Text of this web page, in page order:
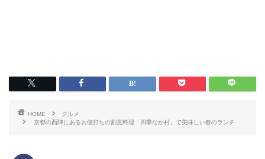
HOME
グルメ
京都の西陣にあるお値打ちの割烹料理「四季なか村」で美味しい春のランチ